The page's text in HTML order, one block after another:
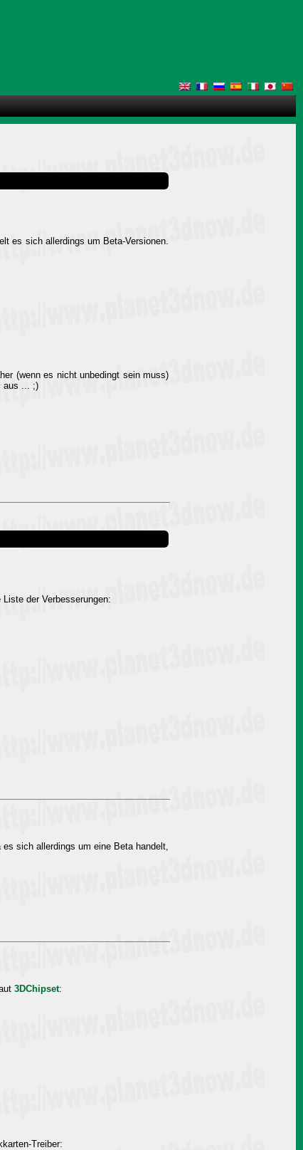
es sich allerdings um Beta-Versionen.
(wenn es nicht unbedingt sein muss)
aus ... ;)
der Verbesserungen:
sich allerdings um eine Beta handelt,
3DChipset:
Treiber: